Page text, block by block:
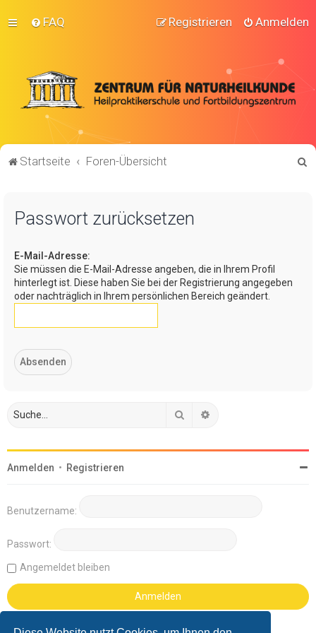
FAQ Anmelden
Registrieren
Startseite Foren-Übersicht
Passwort zurücksetzen
E-Mail-Adresse:
Sie müssen die E-Mail-Adresse angeben, die in Ihrem Profil
hinterlegt ist. Diese haben Sie bei der Registrierung angegeben
oder nachträglich in Ihrem persönlichen Bereich geändert.
Suche
Anmelden • Registrieren
Benutzername:
Passwort:
Angemeldet bleiben